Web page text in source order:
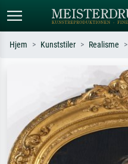
Søk etter kunstner, tittel eller stil – for
eksempel Monet, Stjernenatt,
impresjonisme, Hokusai-bølgen, akt.
Hjem Kunststiler Realisme